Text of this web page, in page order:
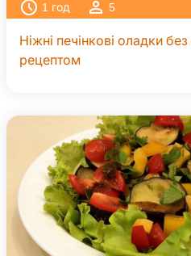
1 год 5
Ніжні печінкові оладки
рецептом